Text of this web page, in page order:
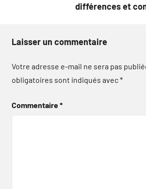
différences et
Laisser un commentaire
Votre adresse e-mail ne sera pas
obligatoires sont indiqués avec*
Commentaire*